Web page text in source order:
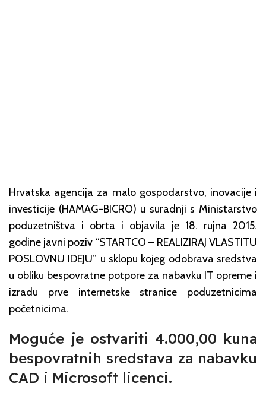
Hrvatska agencija za malo gospodarstvo, inovacije i
investicije (HAMAG-BICRO) u suradnji s Ministarstvo
poduzetništva i obrta i objavila je 18. rujna 2015.
godine javni poziv “STARTCO – REALIZIRAJ VLASTITU
POSLOVNU IDEJU” u sklopu kojeg odobrava sredstva
u obliku bespovratne potpore za nabavku IT opreme i
izradu prve internetske stranice poduzetnicima
početnicima.
Moguće je ostvariti 4.000,00 kuna
bespovratnih sredstava za nabavku
CAD i Microsoft licenci.